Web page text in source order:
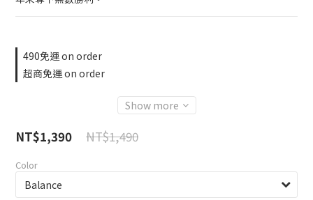
490免運 on order
超商免運 on order
Show more
NT$1,490
NT$1,390
Color